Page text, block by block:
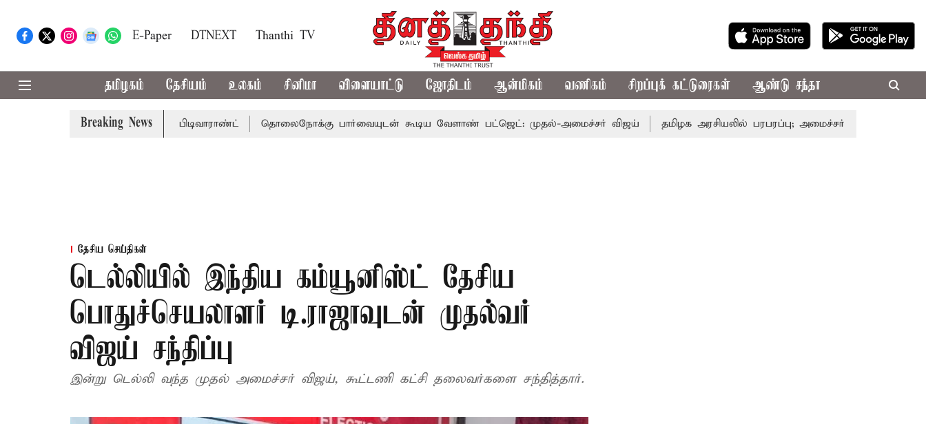
E-Paper DTNEXT Thanthi TV
தமிழகம் தேசியம் உலகம் சினிமா விளையாட்டு ஜோதிடம் ஆன்மிகம் வணிகம் சிறப்புக் கட்டுரைகள் ஆண்டு சந்தா
Breaking News
சென்னை நீதிமன்றம் பிடிவாராண்ட் தொலைநோக்கு பார்வையுடன் கூடிய வேளாண் பட்ஜெட்: முதல்-அமைச்சர் விஜய் தமிழக அரசியலில் பரபரப்பு; அமைச்சர் ஆனந்த் உடன் சி.வி.
தேசிய செய்திகள்
டெல்லியில் இந்திய கம்யூனிஸ்ட் தேசிய
பொதுச்செயலாளர் டி.ராஜாவுடன் முதல்வர்
விஜய் சந்திப்பு
இன்று டெல்லி வந்த முதல் அமைச்சர் விஜய், கூட்டணி கட்சி தலைவர்களை சந்தித்தார்.